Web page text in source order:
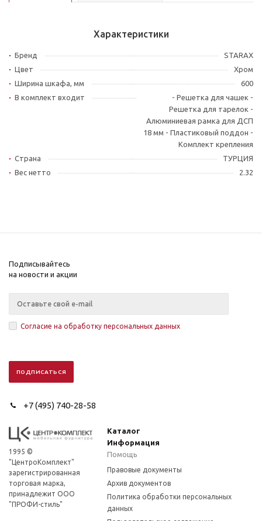
Характеристики
Бренд
STARAX
Цвет
Хром
Ширина шкафа, мм
600
В комплект входит
- Решетка для чашек -
Решетка для тарелок -
Алюминиевая рамка для ДСП
18 мм - Пластиковый поддон -
Комплект крепления
Страна
ТУРЦИЯ
Вес нетто
2.32
Подписывайтесь
на новости и акции
Согласие на обработку персональных данных
+7 (495) 740-28-58
1995 ©
"ЦентроКомплект"
зарегистрированная
торговая марка,
принадлежит ООО
"ПРОФИ-стиль"
Каталог
Информация
Помощь
Правовые документы
Архив документов
Политика обработки персональных
данных